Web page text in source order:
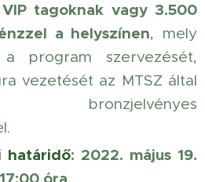
tagoknak vagy 3.500
a helyszínen, mely
a program szervezését,
vezetését az MTSZ által
bronzjelvényes
határidő: 2022. május 19.